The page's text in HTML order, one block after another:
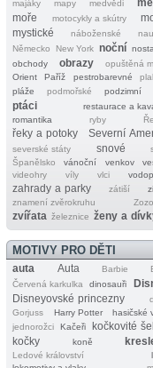
majáky
mapy medvědi
moře
motocykly a skútry
mystické
náboženské
Německo
New York noční
obchody
obrazy
opuštěná
Orient
Paříž pestrobarevné
pláže
podmořské podzimní
ptáci
restaurace a
romantika
ryby
řeky a potoky Severní
severské státy snové
Španělsko
vánoční venkov
videohry
víly vlci
zahrady a parky zátiší
znamení zvěrokruhu
zvířata železnice ženy a
MOTIVY PRO DĚTI
auta Auta Barbie
Červená karkulka
dinosauři
Disneyovské princezny
Gorjuss
Harry Potter
hasičské
jednorožci
Kačeři
kočkovité
kočky
koně
Ledové království